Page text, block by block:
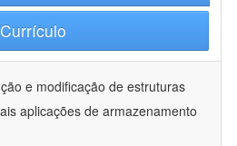
Currículo
e modificação de estruturas
aplicações de armazenamento